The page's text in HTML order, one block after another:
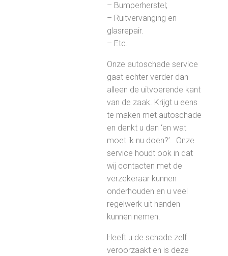
– Bumperherstel;
– Ruitvervanging en
glasrepair.
– Etc.
Onze autoschade service
gaat echter verder dan
alleen de uitvoerende kant
van de zaak. Krijgt u eens
te maken met autoschade
en denkt u dan ‘en wat
moet ik nu doen?’. Onze
service houdt ook in dat
wij contacten met de
verzekeraar kunnen
onderhouden en u veel
regelwerk uit handen
kunnen nemen.
Heeft u de schade zelf
veroorzaakt en is deze